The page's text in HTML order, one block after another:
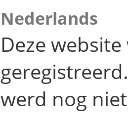
Nederlands
Deze
werd nog